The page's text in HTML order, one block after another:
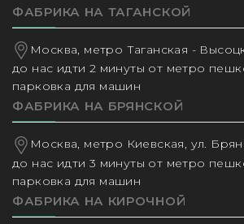
ФАБРИКА НА ТАГАНСКОЙ
Москва, метро Таганская -
до нас идти 2 минуты от метро
парковка для машин
ФАБРИКА НА БРЯНСКОЙ
Москва, метро Киевская, ул.
до нас идти 3 минуты от метро
парковка для машин
ФАБРИКА НА КИРОЧНОЙ